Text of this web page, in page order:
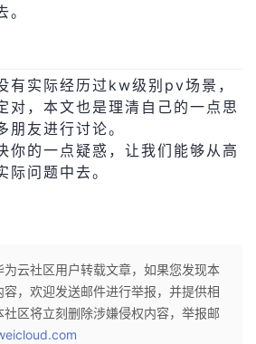
有实际经历过kw级别pv场景，
对，本文也是理清自己的一点思
朋友进行讨论。
你的一点疑惑，让我们能够从高
际问题中去。
为云社区用户转载文章，如果您发现本
，欢迎发送邮件进行举报，并提供相
区将立刻删除涉嫌侵权内容，举报邮